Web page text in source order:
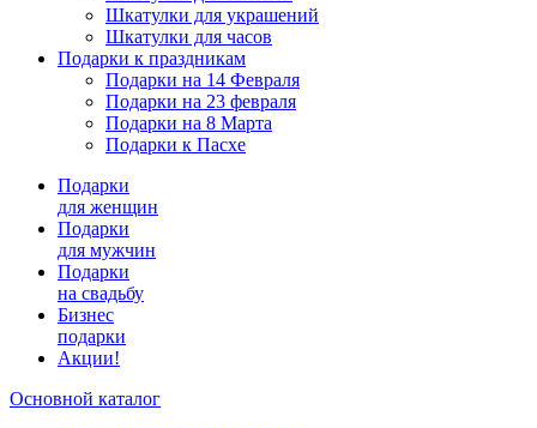
Шкатулки для украшений
Шкатулки для часов
Подарки к праздникам
Подарки на 14 Февраля
Подарки на 23 февраля
Подарки на 8 Марта
Подарки к Пасхе
Подарки
для женщин
Подарки
для мужчин
Подарки
на свадьбу
Бизнес
подарки
Акции!
Основной каталог